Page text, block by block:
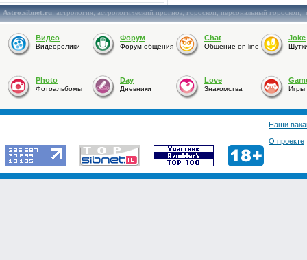
Astro.sibnet.ru:астрология,астрологический прогноз,гороскоп,персональный гороскоп,
Видео
Видеоролики
Форум
Форум общения
Chat
Общение on-line
Joke
Photo
Фотоальбомы
Day
Дневники
Love
Знакомства Игры
Наши
О проекте